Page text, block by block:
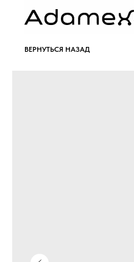
ВЕРНУТЬСЯ НАЗАД